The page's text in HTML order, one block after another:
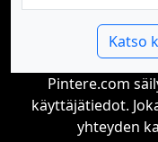
Katso
Pintere.com
käyttäjätiedot.
yhteyden